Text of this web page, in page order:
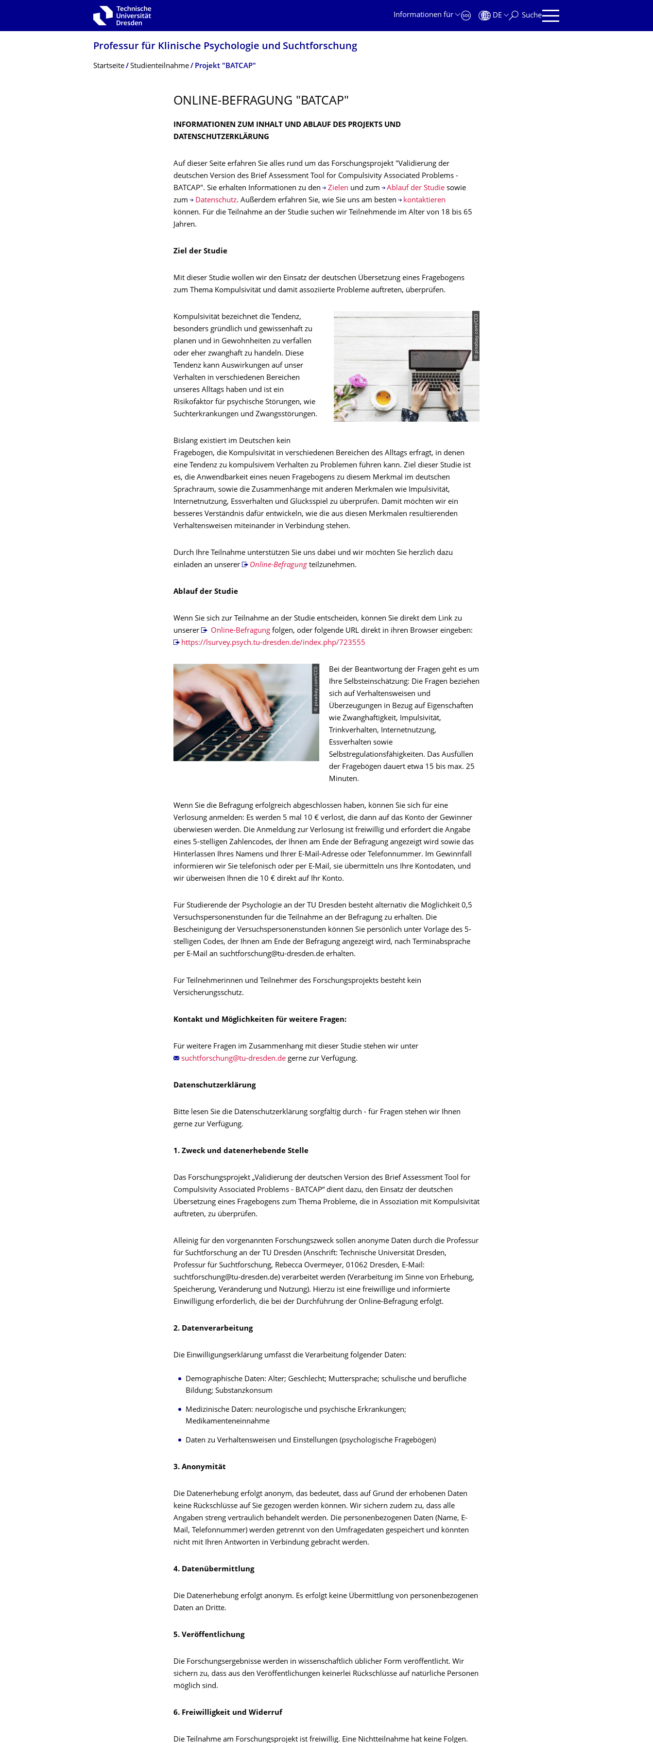
Zur Hauptnavigation springen
Informationen für
DE Suche
Professur für Klinische Psychologie und Suchtforschung
Breadcrumb-Menü
Startseite Studienteilnahme Projekt "BATCAP"
ONLINE-BEFRAGUNG "BATCAP"
INFORMATIONEN ZUM INHALT UND ABLAUF DES PROJEKTS UND
DATENSCHUTZERKLÄRUNG
Auf dieser Seite erfahren Sie alles rund um das Forschungsprojekt "Validierung der
deutschen Version des Brief Assessment Tool for Compulsivity Associated Problems -
BATCAP". Sie erhalten Informationen zu den
Zielen und zum Ablauf der Studie sowie
zum
Datenschutz. Außerdem erfahren Sie, wie Sie uns am besten
kontaktieren
können. Für die Teilnahme an der Studie suchen wir Teilnehmende im Alter von 18 bis 65
Jahren.
Ziel der Studie
Mit dieser Studie wollen wir den Einsatz der deutschen Übersetzung eines Fragebogens
zum Thema Kompulsivität und damit assoziierte Probleme auftreten, überprüfen.
© pixabay.com/CC0
Kompulsivität bezeichnet die Tendenz,
besonders gründlich und gewissenhaft zu
planen und in Gewohnheiten zu verfallen
oder eher zwanghaft zu handeln. Diese
Tendenz kann Auswirkungen auf unser
Verhalten in verschiedenen Bereichen
unseres Alltags haben und ist ein
Risikofaktor für psychische Störungen, wie
Suchterkrankungen und Zwangsstörungen.
Bislang existiert im Deutschen kein
Fragebogen, die Kompulsivität in verschiedenen Bereichen des Alltags erfragt, in denen
eine Tendenz zu kompulsivem Verhalten zu Problemen führen kann. Ziel dieser Studie ist
es, die Anwendbarkeit eines neuen Fragebogens zu diesem Merkmal im deutschen
Sprachraum, sowie die Zusammenhänge mit anderen Merkmalen wie Impulsivität,
Internetnutzung, Essverhalten und Glücksspiel zu überprüfen. Damit möchten wir ein
besseres Verständnis dafür entwickeln, wie die aus diesen Merkmalen resultierenden
Verhaltensweisen miteinander in Verbindung stehen.
Durch Ihre Teilnahme unterstützen Sie uns dabei und wir möchten Sie herzlich dazu
einladen an unserer
Online-Befragungteilzunehmen.
Ablauf der Studie
Wenn Sie sich zur Teilnahme an der Studie entscheiden, können Sie direkt dem Link zu
unserer
Online-Befragung folgen, oder folgende URL direkt in ihren Browser eingeben:
https://lsurvey.psych.tu-dresden.de/index.php/723555
© pixabay.com/CC0
Bei der Beantwortung der Fragen geht es um
Ihre Selbsteinschätzung: Die Fragen beziehen
sich auf Verhaltensweisen und
Überzeugungen in Bezug auf Eigenschaften
wie Zwanghaftigkeit, Impulsivität,
Trinkverhalten, Internetnutzung,
Essverhalten sowie
Selbstregulationsfähigkeiten. Das Ausfüllen
der Fragebögen dauert etwa 15 bis max. 25
Minuten.
Wenn Sie die Befragung erfolgreich abgeschlossen haben, können Sie sich für eine
Verlosung anmelden: Es werden 5 mal 10 € verlost, die dann auf das Konto der Gewinner
überwiesen werden. Die Anmeldung zur Verlosung ist freiwillig und erfordert die Angabe
eines 5-stelligen Zahlencodes, der Ihnen am Ende der Befragung angezeigt wird sowie das
Hinterlassen Ihres Namens und Ihrer E-Mail-Adresse oder Telefonnummer. Im Gewinnfall
informieren wir Sie telefonisch oder per E-Mail, sie übermitteln uns Ihre Kontodaten, und
wir überweisen Ihnen die 10 € direkt auf Ihr Konto.
Für Studierende der Psychologie an der TU Dresden besteht alternativ die Möglichkeit 0,5
Versuchspersonenstunden für die Teilnahme an der Befragung zu erhalten. Die
Bescheinigung der Versuchspersonenstunden können Sie persönlich unter Vorlage des 5-
stelligen Codes, der Ihnen am Ende der Befragung angezeigt wird, nach Terminabsprache
per E-Mail an suchtforschung@tu-dresden.de erhalten.
Für Teilnehmerinnen und Teilnehmer des Forschungsprojekts besteht kein
Versicherungsschutz.
Kontakt und Möglichkeiten für weitere Fragen:
Für weitere Fragen im Zusammenhang mit dieser Studie stehen wir unter
gerne zur Verfügung.
Datenschutzerklärung
Bitte lesen Sie die Datenschutzerklärung sorgfältig durch - für Fragen stehen wir Ihnen
gerne zur Verfügung.
1. Zweck und datenerhebende Stelle
Das Forschungsprojekt „Validierung der deutschen Version des Brief Assessment Tool for
Compulsivity Associated Problems - BATCAP“ dient dazu, den Einsatz der deutschen
Übersetzung eines Fragebogens zum Thema Probleme, die in Assoziation mit Kompulsivität
auftreten, zu überprüfen.
Alleinig für den vorgenannten Forschungszweck sollen anonyme Daten durch die Professur
für Suchtforschung an der TU Dresden (Anschrift: Technische Universität Dresden,
Professur für Suchtforschung, Rebecca Overmeyer, 01062 Dresden, E-Mail:
suchtforschung@tu-dresden.de) verarbeitet werden (Verarbeitung im Sinne von Erhebung,
Speicherung, Veränderung und Nutzung). Hierzu ist eine freiwillige und informierte
Einwilligung erforderlich, die bei der Durchführung der Online-Befragung erfolgt.
2. Datenverarbeitung
Die Einwilligungserklärung umfasst die Verarbeitung folgender Daten:
Demographische Daten: Alter; Geschlecht; Muttersprache; schulische und berufliche
Bildung; Substanzkonsum
Medizinische Daten: neurologische und psychische Erkrankungen;
Medikamenteneinnahme
Daten zu Verhaltensweisen und Einstellungen (psychologische Fragebögen)
3. Anonymität
Die Datenerhebung erfolgt anonym, das bedeutet, dass auf Grund der erhobenen Daten
keine Rückschlüsse auf Sie gezogen werden können. Wir sichern zudem zu, dass alle
Angaben streng vertraulich behandelt werden. Die personenbezogenen Daten (Name, E-
Mail, Telefonnummer) werden getrennt von den Umfragedaten gespeichert und könnten
nicht mit Ihren Antworten in Verbindung gebracht werden.
4. Datenübermittlung
Die Datenerhebung erfolgt anonym. Es erfolgt keine Übermittlung von personenbezogenen
Daten an Dritte.
5. Veröffentlichung
Die Forschungsergebnisse werden in wissenschaftlich üblicher Form veröffentlicht. Wir
sichern zu, dass aus den Veröffentlichungen keinerlei Rückschlüsse auf natürliche Personen
möglich sind.
6. Freiwilligkeit und Widerruf
Die Teilnahme am Forschungsprojekt ist freiwillig. Eine Nichtteilnahme hat keine Folgen.